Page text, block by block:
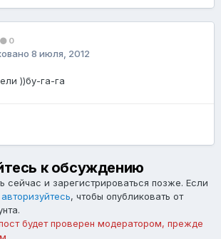
0
8 июля, 2012
))бу-га-га
к обсуждению
сейчас и зарегистрироваться позже. Если
авторизуйтесь, чтобы опубликовать от
будет проверен модератором, прежде